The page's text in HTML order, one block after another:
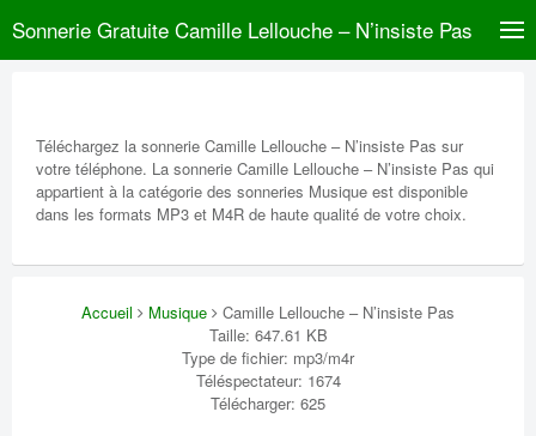
Sonnerie Gratuite Camille Lellouche – N’insiste Pas
Téléchargez la sonnerie Camille Lellouche – N’insiste Pas sur
votre téléphone. La sonnerie Camille Lellouche – N’insiste Pas qui
appartient à la catégorie des sonneries Musique est disponible
dans les formats MP3 et M4R de haute qualité de votre choix.
Accueil Musique
Camille Lellouche – N’insiste Pas
Taille: 647.61 KB
Type de fichier: mp3/m4r
Téléspectateur: 1674
Télécharger: 625